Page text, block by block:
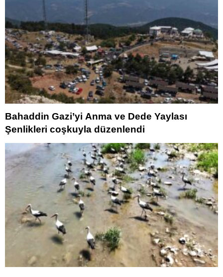
Bahaddin Gazi’yi Anma ve Dede Yaylası
Şenlikleri coşkuyla düzenlendi